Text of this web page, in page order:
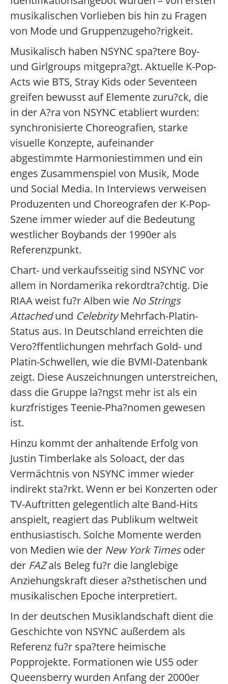
musikalischen Vorlieben bis hin zu Fragen
von Mode und Gruppenzugeho?rigkeit.
Musikalisch haben NSYNC spa?tere Boy-
und Girlgroups mitgepra?gt. Aktuelle K-Pop-
Acts wie BTS, Stray Kids oder Seventeen
greifen bewusst auf Elemente zuru?ck, die
in der A?ra von NSYNC etabliert wurden:
synchronisierte Choreografien, starke
visuelle Konzepte, aufeinander
abgestimmte Harmoniestimmen und ein
enges Zusammenspiel von Musik, Mode
und Social Media. In Interviews verweisen
Produzenten und Choreografen der K-Pop-
Szene immer wieder auf die Bedeutung
westlicher Boybands der 1990er als
Referenzpunkt.
Chart- und verkaufsseitig sind NSYNC vor
allem in Nordamerika rekordtra?chtig. Die
RIAA weist fu?r Alben wie No Strings
Attachedund CelebrityMehrfach-Platin-
Status aus. In Deutschland erreichten die
Vero?ffentlichungen mehrfach Gold- und
Platin-Schwellen, wie die BVMI-Datenbank
zeigt. Diese Auszeichnungen unterstreichen,
dass die Gruppe la?ngst mehr ist als ein
kurzfristiges Teenie-Pha?nomen gewesen
ist.
Hinzu kommt der anhaltende Erfolg von
Justin Timberlake als Soloact, der das
Vermächtnis von NSYNC immer wieder
indirekt sta?rkt. Wenn er bei Konzerten oder
TV-Auftritten gelegentlich alte Band-Hits
anspielt, reagiert das Publikum weltweit
enthusiastisch. Solche Momente werden
von Medien wie der New York Timesoder
der FAZals Beleg fu?r die langlebige
Anziehungskraft dieser a?sthetischen und
musikalischen Epoche interpretiert.
In der deutschen Musiklandschaft dient die
Geschichte von NSYNC außerdem als
Referenz fu?r spa?tere heimische
Popprojekte. Formationen wie US5 oder
Queensberry wurden Anfang der 2000er